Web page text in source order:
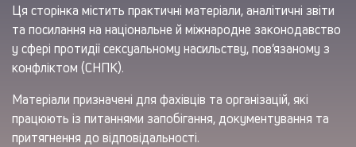
Ця сторінка містить практичні матеріали, аналітичні звіти
та посилання на національне й міжнародне законодавство
у сфері протидії сексуальному насильству, пов’язаному з
конфліктом (СНПК).
Матеріали призначені для фахівців та організацій, які
працюють із питаннями запобігання, документування та
притягнення до відповідальності.